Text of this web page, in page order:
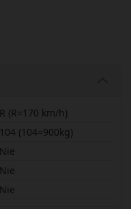
R (R=170 km/h)
104 (104=900kg)
Nie
Nie
Nie